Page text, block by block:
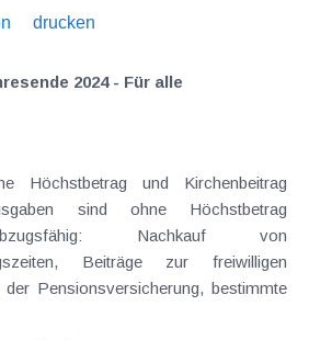
drucken
2024 - Für alle
Höchstbetrag und Kirchenbeitrag
sind ohne Höchstbetrag
Nachkauf von
Beiträge zur freiwilligen
Pensionsversicherung, bestimmte